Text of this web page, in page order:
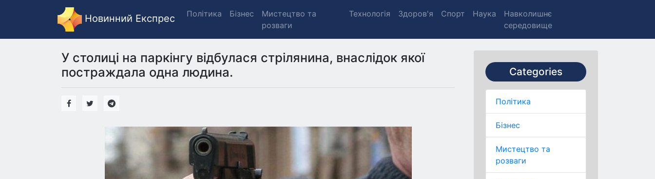
Новинний Експрес Політика Бізнес
Мистецтво та
розваги
Технологія Здоров'я Спорт Наука
Навколишнє
середовище
Categories
Політика
Бізнес
Мистецтво та
розваги
У столиці на паркінгу відбулася стрілянина, внаслідок якої
постраждала одна людина.